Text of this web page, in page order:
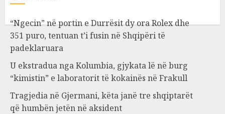
“Ngecin” në portin e Durrësit dy ora Rolex dhe
351 puro, tentuan t’i fusin në Shqipëri të
padeklaruara
U ekstradua nga Kolumbia, gjykata lë në burg
“kimistin” e laboratorit të kokainës në Frakull
Tragjedia në Gjermani, këta janë tre shqiptarët
që humbën jetën në aksident